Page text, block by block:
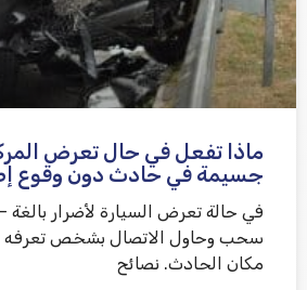
ماذا تفعل في حال تعرض
جسيمة في حادث دون وقوع
في حالة تعرض السيارة لأضرار
سحب وحاول الاتصال بشخص تعرفه
مكان الحادث. نصائح